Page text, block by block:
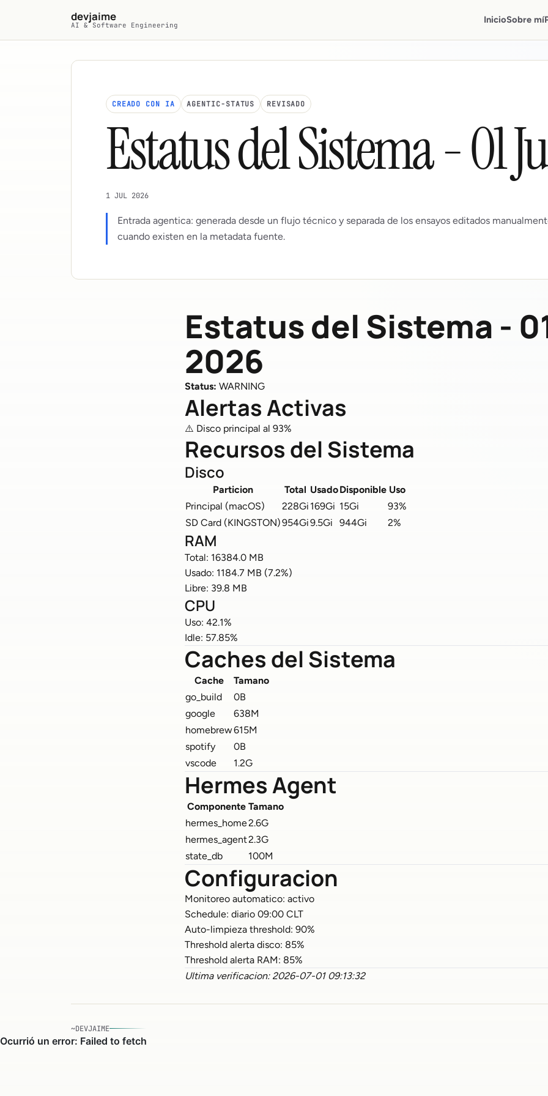
Saltar al contenido principal
devjaime
AI & Software Engineering InicioSobre mí
CREADO CON IA AGENTIC-STATUS REVISADO
Estatus del Sistema - 01
1 JUL 2026
Entrada agentica: generada desde un flujo técnico y separada de los ensayos editados
cuando existen en la metadata fuente.
Estatus del Sistema -
2026
Status: WARNING
Alertas Activas
⚠️ Disco principal al 93%
Recursos del Sistema
Disco
Particion Total UsadoDisponible Uso
Principal (macOS)
228Gi 169Gi 15Gi
93%
SD Card (KINGSTON)954Gi9.5Gi 944Gi 2%
RAM
Total: 16384.0 MB
Usado: 1184.7 MB (7.2%)
Libre: 39.8 MB
CPU
Uso: 42.1%
Idle: 57.85%
Caches del Sistema
Cache
Tamano
go_build
0B
google
638M
homebrew615M
spotify
0B
vscode
1.2G
Hermes Agent
Componente Tamano
hermes_home2.6G
hermes_agent2.3G
state_db
100M
Configuracion
Monitoreo automatico: activo
Schedule: diario 09:00 CLT
Auto-limpieza threshold: 90%
Threshold alerta disco: 85%
Threshold alerta RAM: 85%
Ultima verificacion: 2026-07-01 09:13:32
~DEVJAIME